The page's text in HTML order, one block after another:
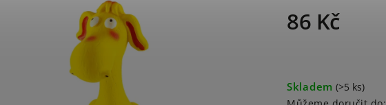
86 Kč
Skladem (>5 ks)